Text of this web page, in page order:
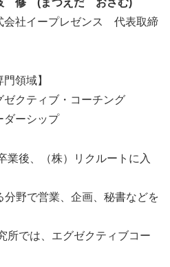
修 (まつえだ おさむ)
会社イープレゼンス 代表取締
門領域】
ゼクティブ・コーチング
ダーシップ
業後、（株）リクルートに入
野で営業、企画、秘書などを
所では、エグゼクティブコー